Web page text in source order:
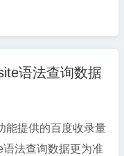
体验/地址栏和搜索/
引擎”，搜索引擎名
确定后，在百度搜索
语法查询数据
能提供的百度收录量
法查询数据更为准